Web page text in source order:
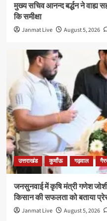
मुख्य सचिव आनन्द बर्द्धन ने वाह्य
कि समीक्षा
Janmat Live August 5, 2026
उत्तराखंड कुमाँऊ गढ़वाल
जनसुनवाई में कृषि मंत्री गणेश
किसान की सफलता को बताया
Janmat Live August 5, 2026